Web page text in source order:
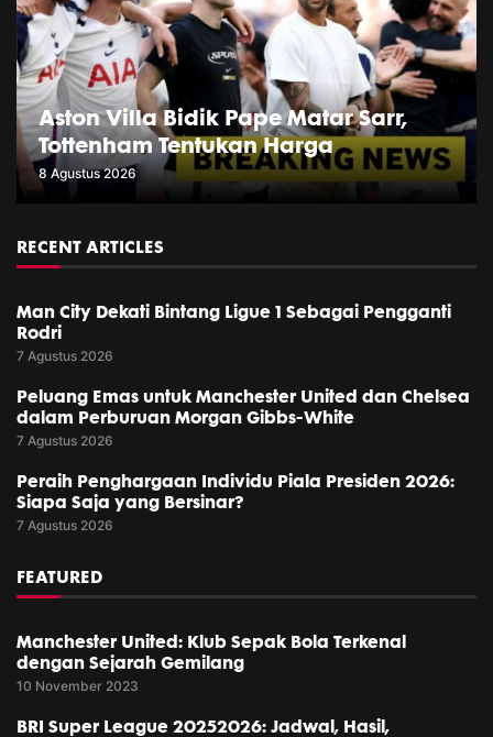
Aston Villa Bidik Pape Matar Sarr,
Tottenham Tentukan Harga
8 Agustus 2026
RECENT ARTICLES
Man City Dekati Bintang Ligue 1 Sebagai Pengganti
Rodri
7 Agustus 2026
Peluang Emas untuk Manchester United dan Chelsea
dalam Perburuan Morgan Gibbs-White
7 Agustus 2026
Peraih Penghargaan Individu Piala Presiden 2026:
Siapa Saja yang Bersinar?
7 Agustus 2026
FEATURED
Manchester United: Klub Sepak Bola Terkenal
dengan Sejarah Gemilang
10 November 2023
BRI Super League 20252026: Jadwal, Hasil,